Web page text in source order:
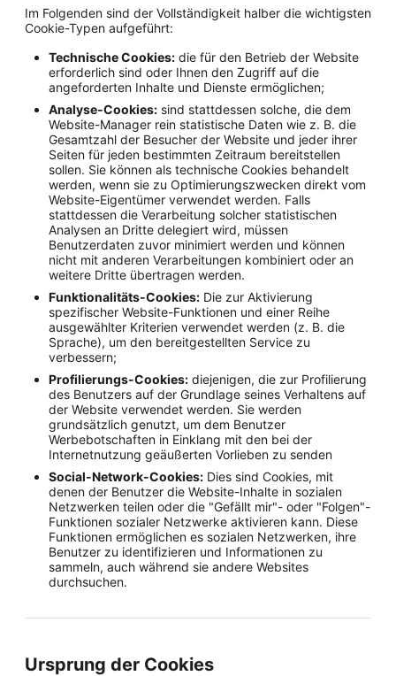
Im Folgenden sind der Vollständigkeit halber die wichtigsten
Cookie-Typen aufgeführt:
Technische Cookies: die für den Betrieb der Website
erforderlich sind oder Ihnen den Zugriff auf die
angeforderten Inhalte und Dienste ermöglichen;
Analyse-Cookies: sind stattdessen solche, die dem
Website-Manager rein statistische Daten wie z. B. die
Gesamtzahl der Besucher der Website und jeder ihrer
Seiten für jeden bestimmten Zeitraum bereitstellen
sollen. Sie können als technische Cookies behandelt
werden, wenn sie zu Optimierungszwecken direkt vom
Website-Eigentümer verwendet werden. Falls
stattdessen die Verarbeitung solcher statistischen
Analysen an Dritte delegiert wird, müssen
Benutzerdaten zuvor minimiert werden und können
nicht mit anderen Verarbeitungen kombiniert oder an
weitere Dritte übertragen werden.
Funktionalitäts-Cookies: Die zur Aktivierung
spezifischer Website-Funktionen und einer Reihe
ausgewählter Kriterien verwendet werden (z. B. die
Sprache), um den bereitgestellten Service zu
verbessern;
Profilierungs-Cookies: diejenigen, die zur Profilierung
des Benutzers auf der Grundlage seines Verhaltens auf
der Website verwendet werden. Sie werden
grundsätzlich genutzt, um dem Benutzer
Werbebotschaften in Einklang mit den bei der
Internetnutzung geäußerten Vorlieben zu senden
Social-Network-Cookies: Dies sind Cookies, mit
denen der Benutzer die Website-Inhalte in sozialen
Netzwerken teilen oder die "Gefällt mir"- oder "Folgen"-
Funktionen sozialer Netzwerke aktivieren kann. Diese
Funktionen ermöglichen es sozialen Netzwerken, ihre
Benutzer zu identifizieren und Informationen zu
sammeln, auch während sie andere Websites
durchsuchen.
Ursprung der Cookies